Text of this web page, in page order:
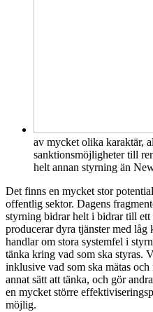
av mycket olika karaktär,
sanktionsmöjligheter till
helt annan styrning än
Det finns en mycket stor
offentlig sektor. Dagens
styrning bidrar helt i bidrar till ett
producerar dyra tjänster med
handlar om stora systemfel i
tänka kring vad som ska styras.
inklusive vad som ska mätas
annat sätt att tänka, och gör
en mycket större
möjlig.